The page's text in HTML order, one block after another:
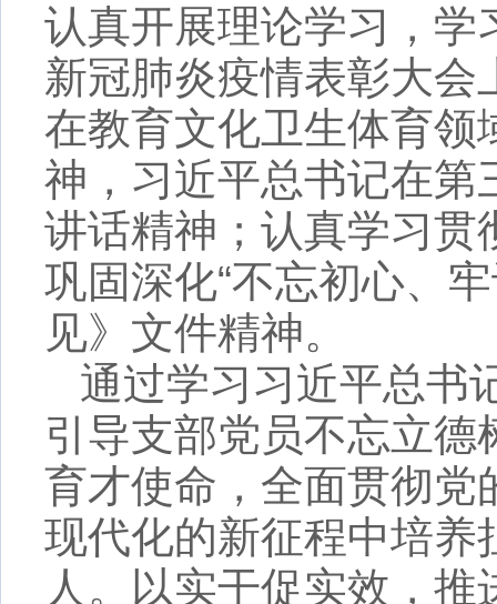
认真开展理论学习，学
新冠肺炎疫情表彰大
在教育文化卫生体育领
神，习近平总书记在第
讲话精神 ；认真学习贯
巩固深化“不忘初心、
见》文件精神。
通过学习习近平总书
引导支部党员不忘立德
育才使命，全面贯彻党
现代化的新征程中培养
人。以实干促实效，